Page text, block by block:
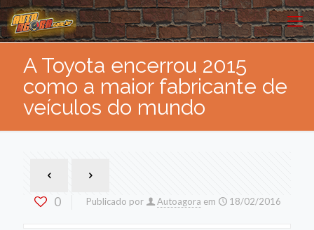
A Toyota encerrou 2015
como a maior fabricante de
veículos do mundo
0 Publicado por Autoagora em 18/02/2016